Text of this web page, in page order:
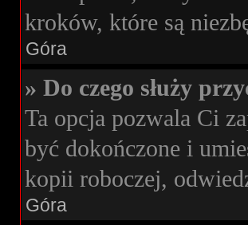
kroków, które są
Góra
» Do czego służy
Ta opcja pozwala Ci
być dokończone i
kopii roboczej,
Góra